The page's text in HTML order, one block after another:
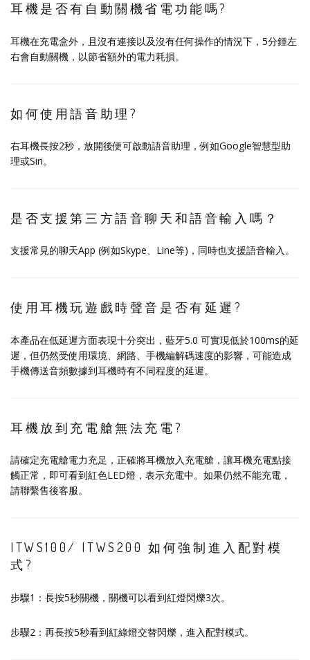
耳機是否有自動關機省電功能嗎?
耳機在充電盒外，且沒有連接以及沒有任何操作的情況下，5分鍾左
右會自動關機，以節省額外的電力耗損。
如何使用語音助理?
右耳機長按2秒，放開後便可啟動語音助理，例如Google智慧型助
理或Siri。
是否支援第三方語音聊天和語音輸入嗎？
支援常見的聊天App (例如Skype、Line等)，同時也支援語音輸入。
使用耳機玩遊戲時聲音是否有延遲?
本產品在低延遲方面表現十分突出，藍牙5.0 可實現低於100ms的延
遲，但仍然受使用環境、網路、手機編解碼速度的影響，可能造成
手機傳送音頻數據到耳機時有不同程度的延遲。
耳機放到充電艙無法充電?
請確定充電艙電力充足，正確將耳機放入充電艙，讓耳機充電點接
觸正常，即可看到紅色LED燈，表示充電中。如果仍然不能充電，
請聯繫售後客服。
ITWS100/ ITWS200 如何強制進入配對模
式?
步驟1：長按5秒關機，關機可以看到紅燈閃爍3次。
步驟2：再長按5秒看到紅綠燈交替閃爍，進入配對模式。